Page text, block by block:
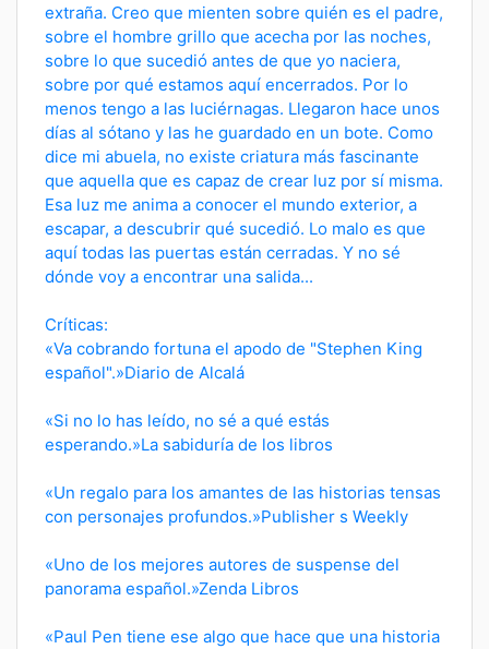
extraña. Creo que mienten sobre quién es el padre,
sobre el hombre grillo que acecha por las noches,
sobre lo que sucedió antes de que yo naciera,
sobre por qué estamos aquí encerrados. Por lo
menos tengo a las luciérnagas. Llegaron hace unos
días al sótano y las he guardado en un bote. Como
dice mi abuela, no existe criatura más fascinante
que aquella que es capaz de crear luz por sí misma.
Esa luz me anima a conocer el mundo exterior, a
escapar, a descubrir qué sucedió. Lo malo es que
aquí todas las puertas están cerradas. Y no sé
dónde voy a encontrar una salida...
Críticas:
«Va cobrando fortuna el apodo de "Stephen King
español".»Diario de Alcalá
«Si no lo has leído, no sé a qué estás
esperando.»La sabiduría de los libros
«Un regalo para los amantes de las historias tensas
con personajes profundos.»Publisher s Weekly
«Uno de los mejores autores de suspense del
panorama español.»Zenda Libros
«Paul Pen tiene ese algo que hace que una historia